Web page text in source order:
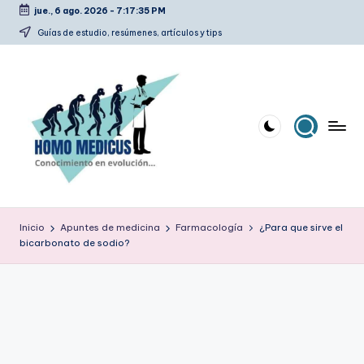
Saltar
jue., 6 ago. 2026 - 7:17:35 PM
Guías de estudio, resúmenes, artículos y tips
o
m
estudio,
Inicio Apuntes de medicina Farmacología
¿Para que sirve el
bicarbonato de sodio?